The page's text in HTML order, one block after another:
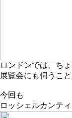
ロンドンでは、ち
展覧会にも伺うこ
今回も
ロッシェルカンティ